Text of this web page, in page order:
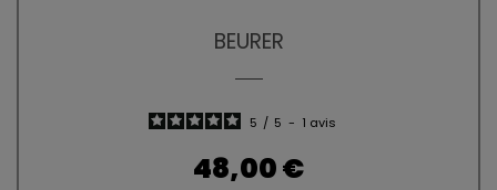
BEURER
5 / 5 - 1 avis
Prix
48,00 €